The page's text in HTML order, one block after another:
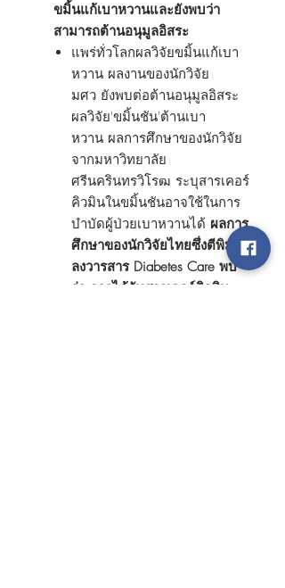
ขมิ้นแก้เบาหวานและยังพบว่า
สามารถต้านอนุมูลอิสระ
แพร่ทั่วโลกผลวิจัยขมิ้นแก้เบา
หวาน ผลงานของนักวิจัย
มศว ยังพบต่อต้านอนุมูลอิสระ
ผลวิจัย'ขมิ้นชัน'ต้านเบา
หวาน ผลการศึกษาของนักวิจัย
จากมหาวิทยาลัย
ศรีนครินทรวิโรฒ ระบุสารเคอร์
คิวมินในขมิ้นชันอาจใช้ในการ
บำบัดผู้ป่วยเบาหวานได้ ผลการ
ศึกษาของนักวิจัยไทยซึ่งตีพิมพ์
ลงวารสาร Diabetes Care พบ
ว่า การได้รับสารเคอร์คิวมิน